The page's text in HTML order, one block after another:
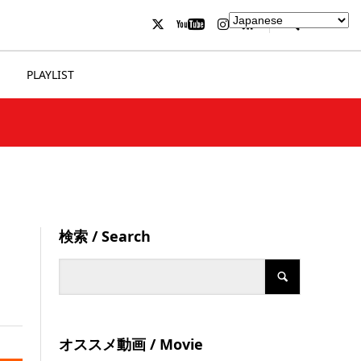
PLAYLIST
検索 / Search
オススメ動画 / Movie